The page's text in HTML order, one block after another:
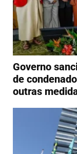
Governo
de
outras